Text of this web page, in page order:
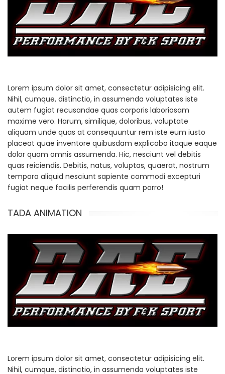
Lorem ipsum dolor sit amet, consectetur adipisicing elit.
Nihil, cumque, distinctio, in assumenda voluptates iste
autem fugiat recusandae quas corporis laboriosam
maxime vero. Harum, similique, doloribus, voluptate
aliquam unde quas at consequuntur rem iste eum iusto
placeat quae inventore quibusdam explicabo itaque eaque
dolor quam omnis assumenda. Hic, nesciunt vel debitis
quas reiciendis. Debitis, natus, voluptas, quaerat, nostrum
tempora aliquid nesciunt sapiente commodi excepturi
fugiat neque facilis perferendis quam porro!
TADA ANIMATION
Lorem ipsum dolor sit amet, consectetur adipisicing elit.
Nihil, cumque, distinctio, in assumenda voluptates iste